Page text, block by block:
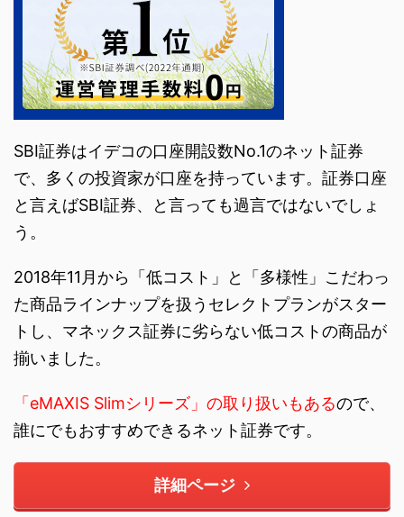
SBI証券はイデコの口座開設数No.1のネット証券
で、多くの投資家が口座を持っています。証券口座
と言えばSBI証券、と言っても過言ではないでしょ
う。
2018年11月から「低コスト」と「多様性」こだわっ
た商品ラインナップを扱うセレクトプランがスター
トし、マネックス証券に劣らない低コストの商品が
揃いました。
「eMAXIS Slimシリーズ」の取り扱いもあるので、
誰にでもおすすめできるネット証券です。
詳細ページ